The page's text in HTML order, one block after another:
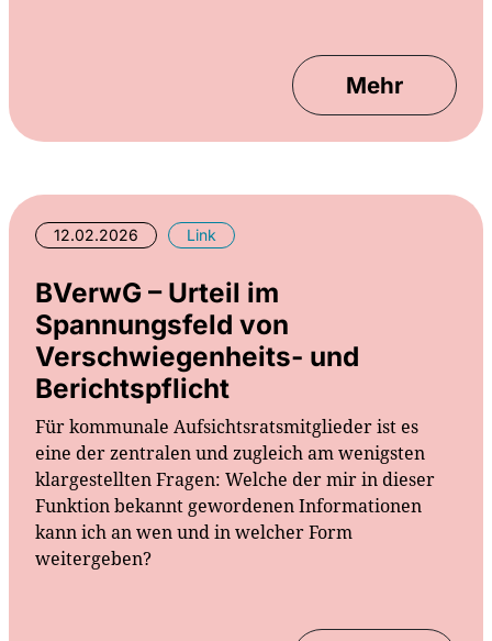
Mehr
12.02.2026 Link
BVerwG – Urteil im
Spannungsfeld von
Verschwiegenheits- und
Berichtspflicht
Für kommunale Aufsichtsratsmitglieder ist es
eine der zentralen und zugleich am wenigsten
klargestellten Fragen: Welche der mir in dieser
Funktion bekannt gewordenen Informationen
kann ich an wen und in welcher Form
weitergeben?